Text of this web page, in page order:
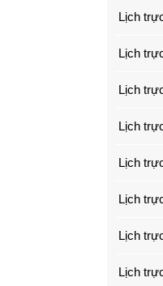
Lịch
Lịch
Lịch
Lịch
Lịch
Lịch
Lịch
Lịch